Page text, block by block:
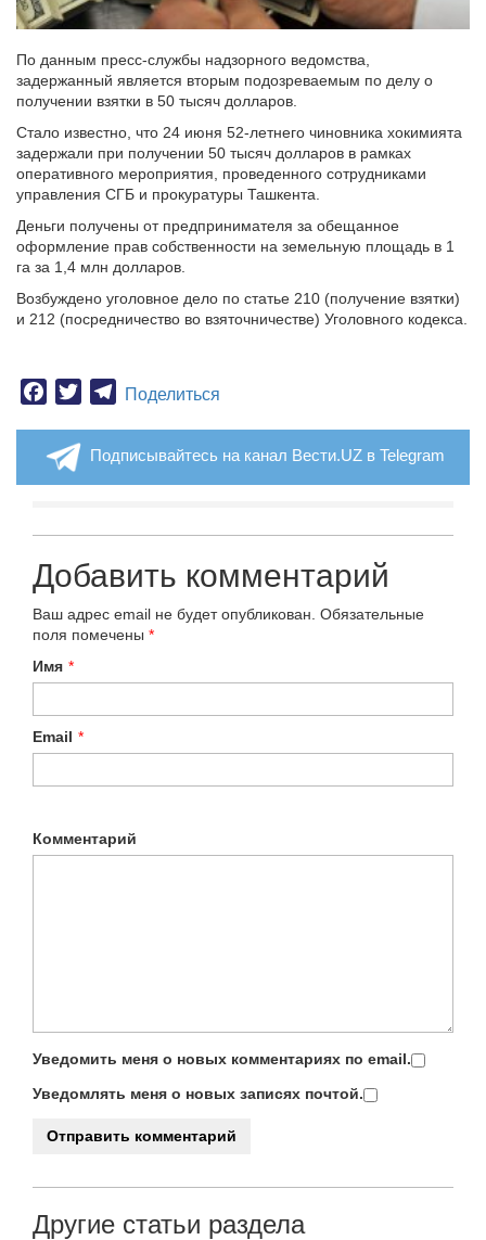
По данным пресс-службы надзорного ведомства,
задержанный является вторым подозреваемым по делу о
получении взятки в 50 тысяч долларов.
Стало известно, что 24 июня 52-летнего чиновника хокимията
задержали при получении 50 тысяч долларов в рамках
оперативного мероприятия, проведенного сотрудниками
управления СГБ и прокуратуры Ташкента.
Деньги получены от предпринимателя за обещанное
оформление прав собственности на земельную площадь в 1
га за 1,4 млн долларов.
Возбуждено уголовное дело по статье 210 (получение взятки)
и 212 (посредничество во взяточничестве) Уголовного кодекса.
Facebook
TwitterTelegram
Поделиться
Подписывайтесь на канал Вести.UZ в Telegram
Добавить комментарий
Ваш адрес email не будет опубликован. Обязательные
поля помечены *
Имя *
Email *
Комментарий
Уведомить меня о новых комментариях по email.
Уведомлять меня о новых записях почтой.
Другие статьи раздела